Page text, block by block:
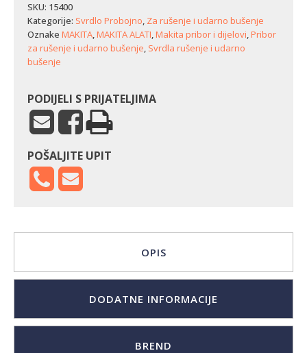
SKU: 15400
Kategorije: Svrdlo Probojno, Za rušenje i udarno bušenje
Oznake MAKITA,MAKITA ALATI,Makita pribor i dijelovi,Pribor
za rušenje i udarno bušenje, Svrdla rušenje i udarno
bušenje
PODIJELI S PRIJATELJIMA
POŠALJITE UPIT
OPIS
DODATNE INFORMACIJE
BREND